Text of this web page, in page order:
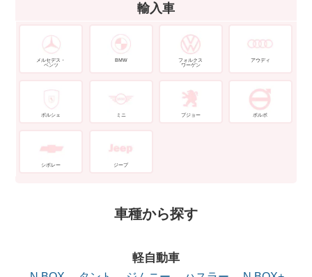
輸入車
メルセデス・
ベンツ
BMW
フォルクス
ワーゲン
アウディ
ポルシェ ミニ プジョー ボルボ
シボレー ジープ
車種から探す
軽自動車